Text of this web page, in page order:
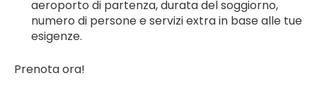
aeroporto di partenza, durata del soggiorno,
numero di persone e servizi extra in base alle tue
esigenze.
Prenota ora!